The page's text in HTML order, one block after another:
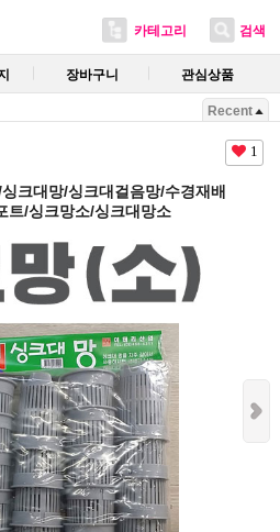
카테고리 검색
장바구니 관심상품
Recent
1
크대망/싱크대걸음망/수경재배
트/싱크망소/싱크대망소